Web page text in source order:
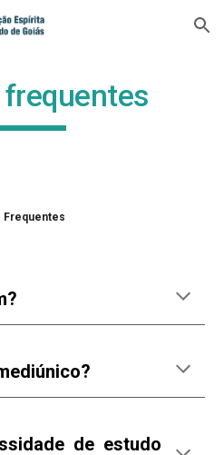
Skip to navigation
frequentes
Frequentes
de estudo